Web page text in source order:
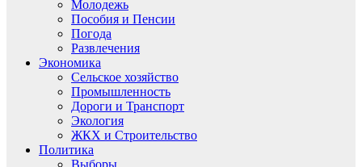
Молодежь
Пособия и Пенсии
Погода
Развлечения
Экономика
Сельское хозяйство
Промышленность
Дороги и Транспорт
Экология
ЖКХ и Строительство
Политика
Выборы